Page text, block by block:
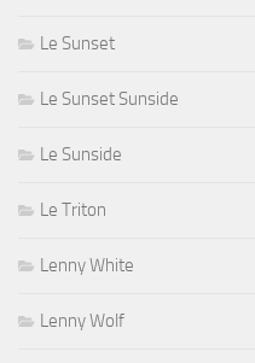
Le Sunset
Le Sunset Sunside
Le Sunside
Le Triton
Lenny White
Lenny Wolf